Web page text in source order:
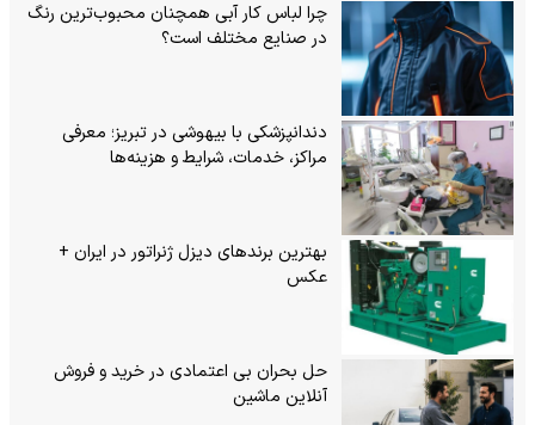
چرا لباس کار آبی همچنان محبوب‌ترین رنگ
در صنایع مختلف است؟
دندانپزشکی با بیهوشی در تبریز؛ معرفی
مراکز، خدمات، شرایط و هزینه‌ها
بهترین برندهای دیزل ژنراتور در ایران +
عکس
حل بحران بی‌ اعتمادی در خرید و فروش
آنلاین ماشین